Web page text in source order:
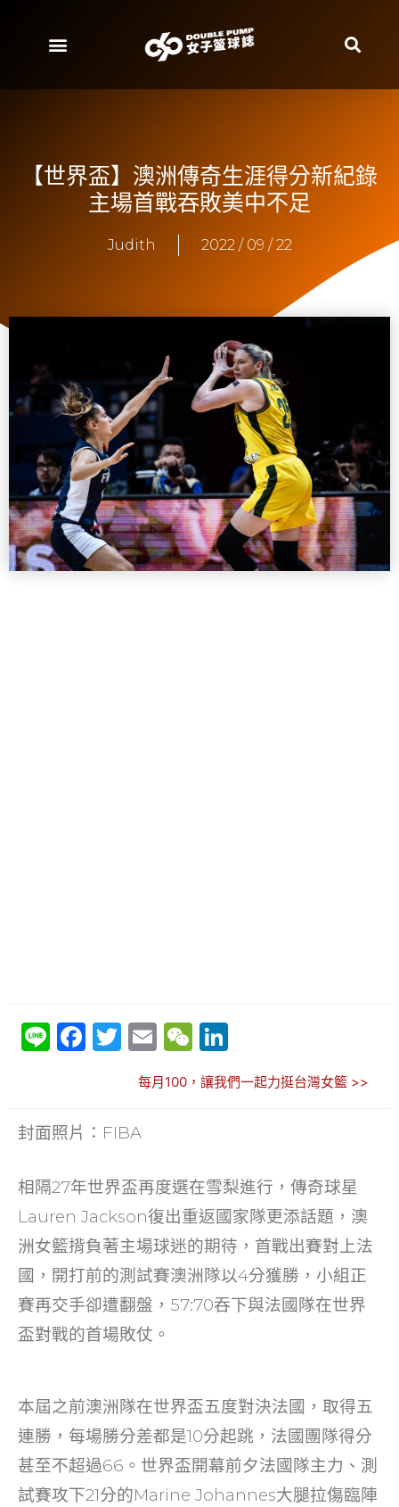
【世界盃】澳洲傳奇生涯得分新紀錄
主場首戰吞敗美中不足
Judith 2022 / 09 / 22
Li F
e
o
o
k
T
itt
er
E
ai
W
C k
n
每月100，讓我們一起力挺台灣女籃 >>
封面照片：FIBA
相隔27年世界盃再度選在雪梨進行，傳奇球星
Lauren Jackson復出重返國家隊更添話題，澳
洲女籃揹負著主場球迷的期待，首戰出賽對上法
國，開打前的測試賽澳洲隊以4分獲勝，小組正
賽再交手卻遭翻盤，57:70吞下與法國隊在世界
盃對戰的首場敗仗。
本屆之前澳洲隊在世界盃五度對決法國，取得五
連勝，每場勝分差都是10分起跳，法國團隊得分
甚至不超過66。世界盃開幕前夕法國隊主力、測
試賽攻下21分的Marine Johannes大腿拉傷臨陣